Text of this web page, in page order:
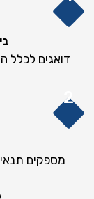
דואגים לכלל
מספקים תנאי